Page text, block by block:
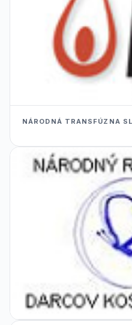
NÁRODNÁ TRANSFÚZNA